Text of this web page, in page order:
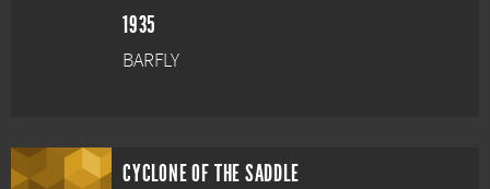
1935
BARFLY
CYCLONE OF THE SADDLE